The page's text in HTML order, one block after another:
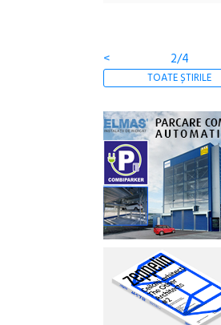
< 2/4
TOATE ȘTIRILE